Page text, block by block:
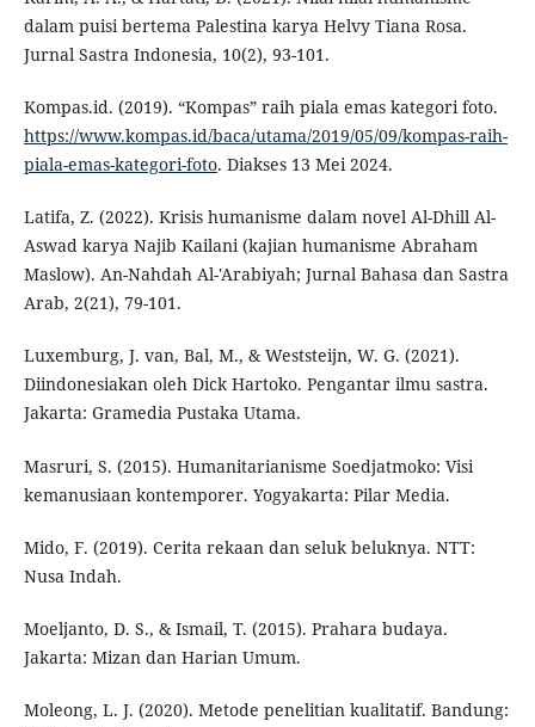
dalam puisi bertema Palestina karya Helvy Tiana Rosa.
Jurnal Sastra Indonesia, 10(2), 93-101.
Kompas.id. (2019). “Kompas” raih piala emas kategori foto.
https://www.kompas.id/baca/utama/2019/05/09/kompas-raih-
piala-emas-kategori-foto. Diakses 13 Mei 2024.
Latifa, Z. (2022). Krisis humanisme dalam novel Al-Dhill Al-
Aswad karya Najib Kailani (kajian humanisme Abraham
Maslow). An-Nahdah Al-'Arabiyah; Jurnal Bahasa dan Sastra
Arab, 2(21), 79-101.
Luxemburg, J. van, Bal, M., & Weststeijn, W. G. (2021).
Diindonesiakan oleh Dick Hartoko. Pengantar ilmu sastra.
Jakarta: Gramedia Pustaka Utama.
Masruri, S. (2015). Humanitarianisme Soedjatmoko: Visi
kemanusiaan kontemporer. Yogyakarta: Pilar Media.
Mido, F. (2019). Cerita rekaan dan seluk beluknya. NTT:
Nusa Indah.
Moeljanto, D. S., & Ismail, T. (2015). Prahara budaya.
Jakarta: Mizan dan Harian Umum.
Moleong, L. J. (2020). Metode penelitian kualitatif. Bandung: